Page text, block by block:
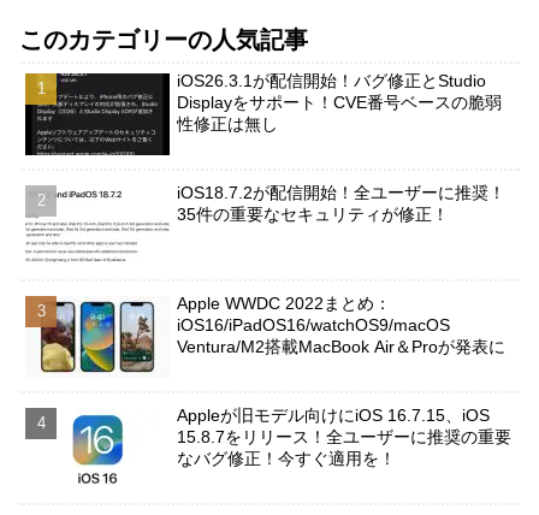
このカテゴリーの人気記事
iOS26.3.1が配信開始！バグ修正とStudio
Displayをサポート！CVE番号ベースの脆弱
性修正は無し
iOS18.7.2が配信開始！全ユーザーに推奨！
35件の重要なセキュリティが修正！
Apple WWDC 2022まとめ：
iOS16/iPadOS16/watchOS9/macOS
Ventura/M2搭載MacBook Air＆Proが発表に
Appleが旧モデル向けにiOS 16.7.15、iOS
15.8.7をリリース！全ユーザーに推奨の重要
なバグ修正！今すぐ適用を！